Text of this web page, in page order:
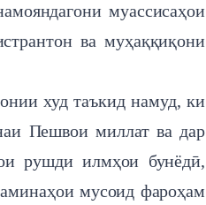
муассисаҳои
ва муҳаққиқони
худ таъкид намуд, ки
Пешвои миллат ва дар
рушди илмҳои бунёдӣ,
мусоид фароҳам